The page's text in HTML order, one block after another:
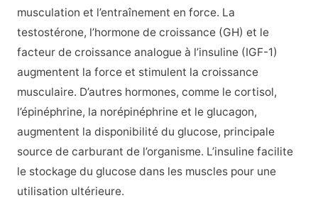
musculation et l’entraînement en force. La
testostérone, l’hormone de croissance (GH) et le
facteur de croissance analogue à l’insuline (IGF-1)
augmentent la force et stimulent la croissance
musculaire. D’autres hormones, comme le cortisol,
l’épinéphrine, la norépinéphrine et le glucagon,
augmentent la disponibilité du glucose, principale
source de carburant de l’organisme. L’insuline facilite
le stockage du glucose dans les muscles pour une
utilisation ultérieure.